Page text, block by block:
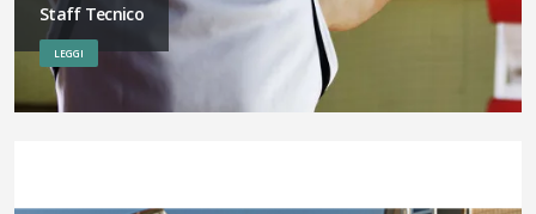
Staff Tecnico
LEGGI